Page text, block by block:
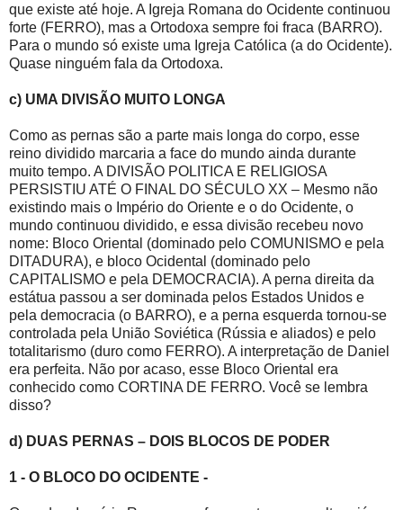
que existe até hoje. A Igreja Romana do Ocidente continuou
forte (FERRO), mas a Ortodoxa sempre foi fraca (BARRO).
Para o mundo só existe uma Igreja Católica (a do Ocidente).
Quase ninguém fala da Ortodoxa.
c) UMA DIVISÃO MUITO LONGA
Como as pernas são a parte mais longa do corpo, esse
reino dividido marcaria a face do mundo ainda durante
muito tempo. A DIVISÃO POLITICA E RELIGIOSA
PERSISTIU ATÉ O FINAL DO SÉCULO XX – Mesmo não
existindo mais o Império do Oriente e o do Ocidente, o
mundo continuou dividido, e essa divisão recebeu novo
nome: Bloco Oriental (dominado pelo COMUNISMO e pela
DITADURA), e bloco Ocidental (dominado pelo
CAPITALISMO e pela DEMOCRACIA). A perna direita da
estátua passou a ser dominada pelos Estados Unidos e
pela democracia (o BARRO), e a perna esquerda tornou-se
controlada pela União Soviética (Rússia e aliados) e pelo
totalitarismo (duro como FERRO). A interpretação de Daniel
era perfeita. Não por acaso, esse Bloco Oriental era
conhecido como CORTINA DE FERRO. Você se lembra
disso?
d) DUAS PERNAS – DOIS BLOCOS DE PODER
1 - O BLOCO DO OCIDENTE -